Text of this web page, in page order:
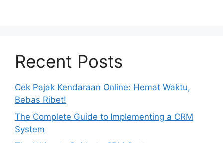
Recent Posts
Cek Pajak Kendaraan Online: Hemat Waktu,
Bebas Ribet!
The Complete Guide to Implementing a CRM
System